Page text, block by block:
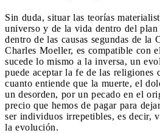
Sin duda, situar las teorías
universo y de la vida dentro del
dentro de las causas segundas de la
Charles Moeller, es compatible con
sucede lo mismo a la inversa, un
puede aceptar la fe de las religiones
cuanto entiende que la muerte, el
un desorden, por un pecado en el
precio que hemos de pagar para
ser individuos irrepetibles, es decir,
la evolución.